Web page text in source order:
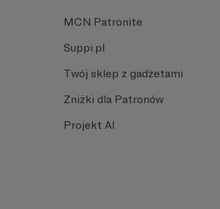
MCN Patronite
Suppi.pl
Twój sklep z gadżetami
Zniżki dla Patronów
Projekt AI